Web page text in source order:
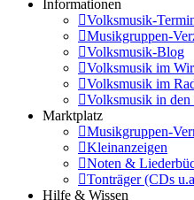
Informationen
Volksmusik-
Musikgruppen-
Volksmusik-Blog
Volksmusik im
Volksmusik im
Volksmusik in den
Marktplatz
Musikgruppen-
Kleinanzeigen
Noten &
Tonträger (CDs
Hilfe & Wissen